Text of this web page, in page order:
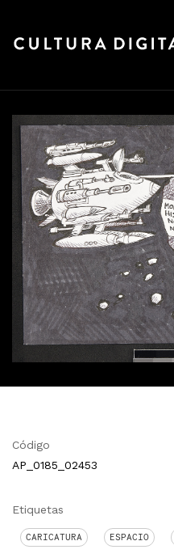
Código
AP_0185_02453
Etiquetas
CARICATURA ESPACIO